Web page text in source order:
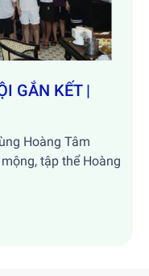
GẮN KẾT |
Hoàng Tâm
tập thể Hoàng